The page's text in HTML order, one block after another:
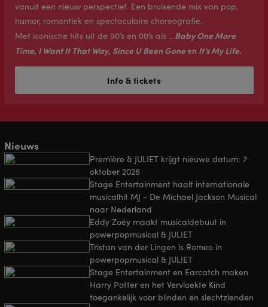
vanuit een nieuw perspectief. Een bruisende mix van pop,
humor, romantiek en spectaculaire choreografie.
Met iconische hits uit de 90’s en 00’s als …Baby One More
Time, I Want It That Way, Since U Been Goneen It’s My Life.
Info & tickets
Nieuws
Première & JULIET krijgt nieuwe datum: 7
oktober 2026
Stage Entertainment haalt internationale
musicalhit MJ - De Michael Jackson Musical
naar Nederland
Eddy Zoëy maakt musicaldebuut in
powerpopmusical & JULIET
Tristan van der Lingen is Romeo in
powerpopmusical & JULIET
Stage Entertainment en Earcatch maken
Harry Potter en het Vervloekte Kind
toegankelijk voor blinden en slechtzienden